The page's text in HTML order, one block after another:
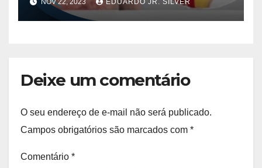
NOV 22, 2023 EDUARDO JR. SILVER
Deixe um comentário
O seu endereço de e-mail não será publicado.
Campos obrigatórios são marcados com *
Comentário *